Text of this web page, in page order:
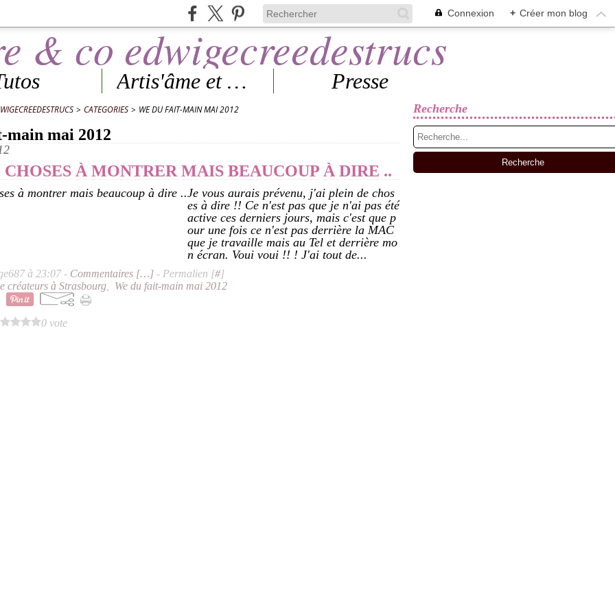
Connexion + Créer mon blog
Artis'âme et Expos Presse
> CATEGORIES > WE DU FAIT-MAIN MAI 2012
main mai 2012
CHOSES À MONTRER MAIS BEAUCOUP À DIRE ..
Je vous aurais prévenu, j'ai plein de chos
es à dire !! Ce n'est pas que je n'ai pas été
active ces derniers jours, mais c'est que p
our une fois ce n'est pas derrière la MAC
que je travaille mais au Tel et derrière mo
n écran. Voui voui !! ! J'ai tout de...
à 23:07 - Commentaires […] - Permalien [#]
créateurs à Strasbourg We du fait-main mai 2012
0 vote
Recherche